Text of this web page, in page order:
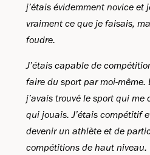
j’étais évidemment novice et
vraiment ce que je faisais,
foudre.
J’étais capable de
faire du sport par moi-même.
j’avais trouvé le sport qui me
qui jouais. J’étais compétitif
devenir un athlète et de
compétitions de haut niveau.